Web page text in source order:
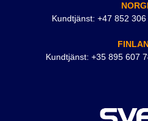
Kundtjänst: +47 852
Kundtjänst: +35 895 607